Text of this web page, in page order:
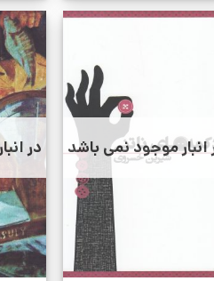
انبار موجود نمی باشد در